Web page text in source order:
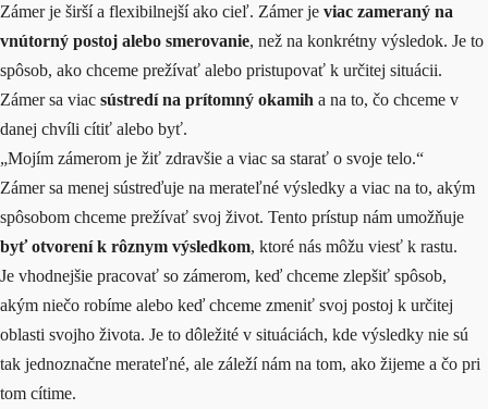
Zámer je širší a flexibilnejší ako cieľ. Zámer je viac zameraný na
vnútorný postoj alebo smerovanie, než na konkrétny výsledok. Je to
spôsob, ako chceme prežívať alebo pristupovať k určitej situácii.
Zámer sa viac sústredí na prítomný okamih a na to, čo chceme v
danej chvíli cítiť alebo byť.
„Mojím zámerom je žiť zdravšie a viac sa starať o svoje telo.“
Zámer sa menej sústreďuje na merateľné výsledky a viac na to, akým
spôsobom chceme prežívať svoj život. Tento prístup nám umožňuje
byť otvorení k rôznym výsledkom, ktoré nás môžu viesť k rastu.
Je vhodnejšie pracovať so zámerom, keď chceme zlepšiť spôsob,
akým niečo robíme alebo keď chceme zmeniť svoj postoj k určitej
oblasti svojho života. Je to dôležité v situáciách, kde výsledky nie sú
tak jednoznačne merateľné, ale záleží nám na tom, ako žijeme a čo pri
tom cítime.